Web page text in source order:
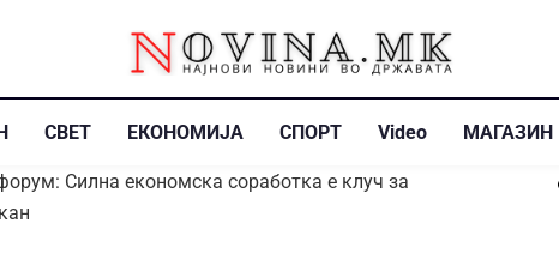
СВЕТ ЕКОНОМИЈА СПОРТ Video МАГАЗИН